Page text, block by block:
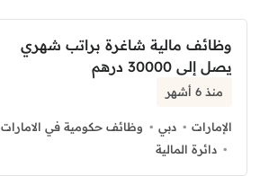
وظائف مالية شاغرة براتب شهري
يصل إلى 30000 درهم
منذ 6 أشهر
الإمارات دبي
وظائف حكومية في الامارات
دائرة المالية